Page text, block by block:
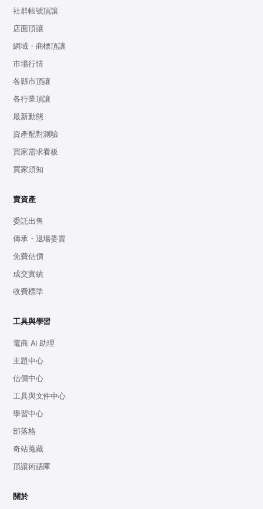
社群帳號頂讓
店面頂讓
網域・商標頂讓
市場行情
各縣市頂讓
各行業頂讓
最新動態
資產配對測驗
買家需求看板
買家須知
賣資產
委託出售
傳承・退場委賣
免費估價
成交實績
收費標準
工具與學習
電商 AI 助理
主題中心
估價中心
工具與文件中心
學習中心
部落格
奇站蒐藏
頂讓術語庫
關於